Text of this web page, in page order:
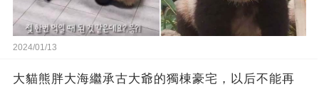
2024/01/13
大貓熊胖大海繼承古大爺的獨棟豪宅，以后不能再